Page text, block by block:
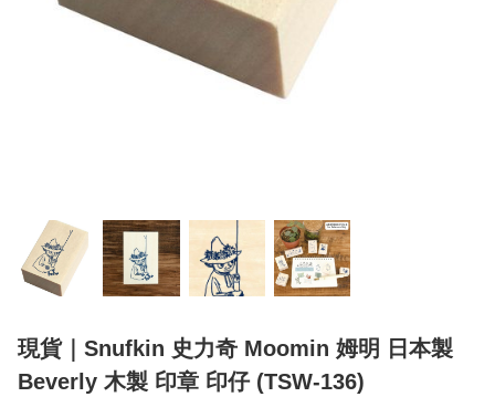
現貨｜Snufkin 史力奇 Moomin 姆明 日本製
Beverly 木製 印章 印仔 (TSW-136)